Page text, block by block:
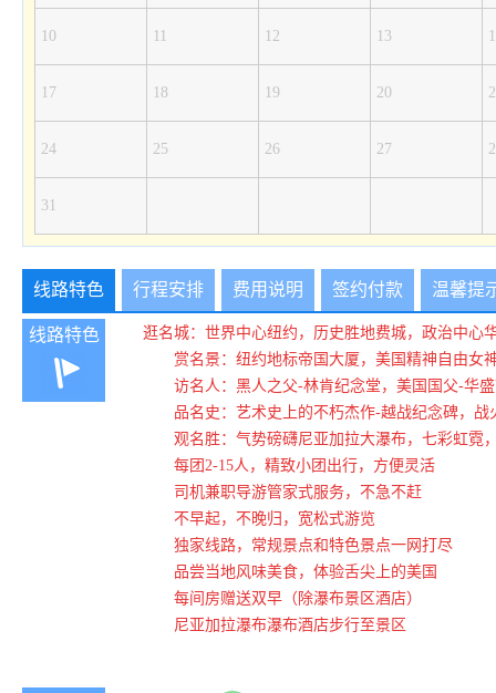
10 11 12 13
17 18 19 20
24 25 26 27
31
线路特色 行程安排 费用说明 签约付款 温馨提
线路特色
逛名城：世界中心纽约，历史胜地费城，政治中心
赏名景：纽约地标帝国大厦，美国精神自由女
访名人：黑人之父-林肯纪念堂，美国国父-华
品名史：艺术史上的不朽杰作-越战纪念碑，
观名胜：气势磅礴尼亚加拉大瀑布，七彩虹霓
每团2-15人，精致小团出行，方便灵活
司机兼职导游管家式服务，不急不赶
不早起，不晚归，宽松式游览
独家线路，常规景点和特色景点一网打尽
品尝当地风味美食，体验舌尖上的美国
每间房赠送双早（除瀑布景区酒店）
尼亚加拉瀑布瀑布酒店步行至景区